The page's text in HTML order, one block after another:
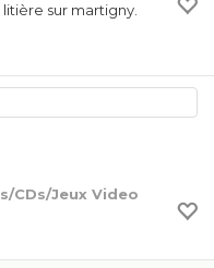
sur martigny.
CDs/Jeux Video